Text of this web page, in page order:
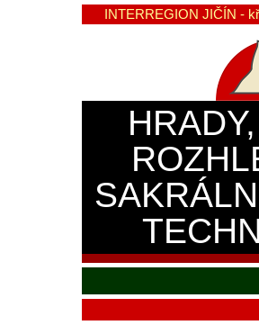
INTERREGION JIČÍN -